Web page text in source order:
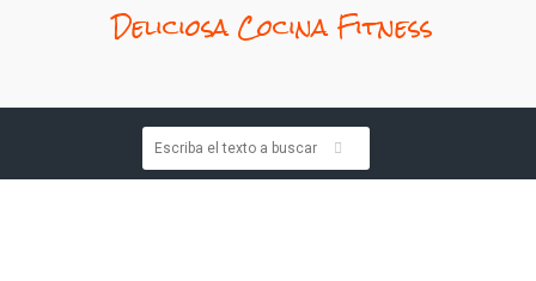
Deliciosa Cocina Fitness